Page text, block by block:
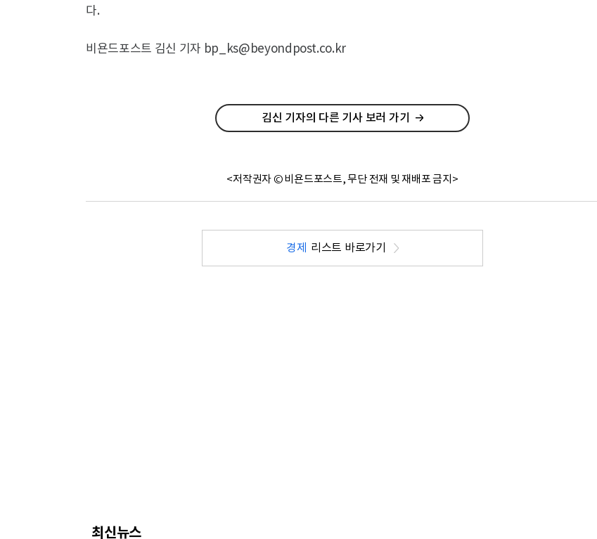
다.
비욘드포스트 김신 기자 bp_ks@beyondpost.co.kr
김신 기자의 다른 기사 보러 가기
<저작권자 © 비욘드포스트, 무단 전재 및 재배포 금지>
경제 리스트 바로가기
최신뉴스